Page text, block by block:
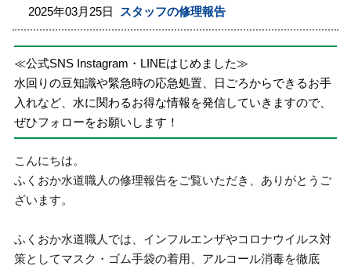
2025年03月25日 スタッフの修理報告
≪公式SNS Instagram・LINEはじめました≫
水回りの豆知識や緊急時の応急処置、日ごろからできるお手
入れなど、水に関わるお得な情報を発信していきますので、
ぜひフォローをお願いします！
こんにちは。
ふくおか水道職人の修理報告をご覧いただき、ありがとうご
ざいます。
ふくおか水道職人では、インフルエンザやコロナウイルス対
策としてマスク・ゴム手袋の着用、アルコール消毒を徹底